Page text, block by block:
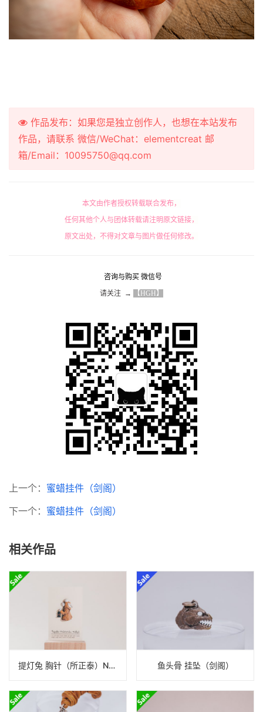
作品发布：如果您是独立创作人，也想在本站发布
作品，请联系 微信/WeChat：elementcreat 邮
箱/Email：10095750@qq.com
本文由作者授权转载联合发布，
任何其他个人与团体转载请注明原文链接，
原文出处，不得对文章与图片做任何修改。
咨询与购买 微信号
请关注  → 【HGH】
上一个： 蜜蜡挂件（剑阁）
下一个： 蜜蜡挂件（剑阁）
相关作品
提灯兔 胸针（所正泰）N23B219 鱼头骨 挂坠（剑阁）